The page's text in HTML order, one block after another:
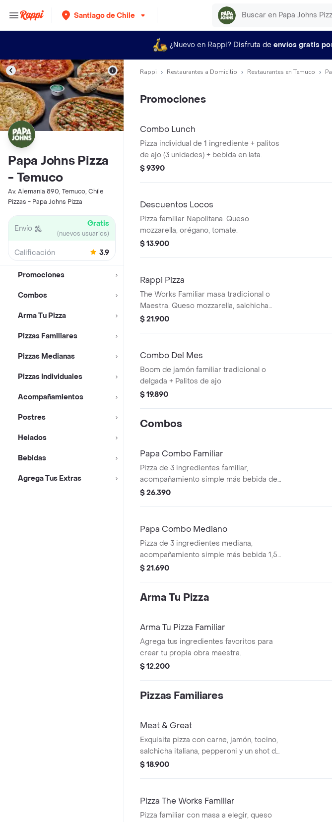
Santiago de Chile
¿Nuevo en Rappi? Disfruta de envíos gratis
Papa Johns Pizza
- Temuco
Av. Alemania 890, Temuco, Chile
Pizzas - Papa Johns Pizza
Envío Gratis
(nuevos usuarios)
Calificación 3.9
Promociones
Combos
Arma Tu Pizza
Pizzas Familiares
Pizzas Medianas
Pizzas Individuales
Acompañamientos
Postres
Helados
Bebidas
Agrega Tus Extras
Rappi Restaurantes a Domicilio Restaurantes en Temuco
Promociones
Combo Lunch
Pizza individual de 1 ingrediente + palitos
de ajo (3 unidades) + bebida en lata.
$ 9390
Descuentos Locos
Pizza familiar Napolitana. Queso
mozzarella, orégano, tomate.
$ 13.900
Rappi Pizza
The Works Familiar masa tradicional o
Maestra. Queso mozzarella, salchicha
italiana, pepperoni, jamón, cebolla,
$ 21.900
Combo Del Mes
Boom de jamón familiar tradicional o
delgada + Palitos de ajo
$ 19.890
Combos
Papa Combo Familiar
Pizza de 3 ingredientes familiar,
acompañamiento simple más bebida de
2,5 lt.
$ 26.390
Papa Combo Mediano
Pizza de 3 ingredientes mediana,
acompañamiento simple más bebida 1,5
lt.
$ 21.690
Arma Tu Pizza
Arma Tu Pizza Familiar
Agrega tus ingredientes favoritos para
crear tu propia obra maestra.
$ 12.200
Pizzas Familiares
Meat & Great
Exquisita pizza con carne, jamón, tocino,
salchicha italiana, pepperoni y un shot de
salsa bbq.
$ 18.900
Pizza The Works Familiar
Pizza familiar con masa a elegir, queso